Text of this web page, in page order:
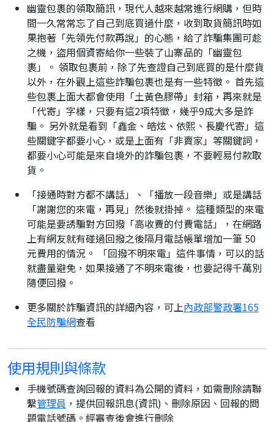
幽靈包裹的領取簡訊，現代人越來越常進行網購，但時
間一久常常忘了自己到底買過什麼，收到取貨簡訊時如
果抱著「先領先付款再說」的心態，給了詐騙集團可趁
之機，盜用個資寄給你一些裝了山寨品的「幽靈包
裹」。 領取包裹前，除了先查證自己到底買的是什麼貨
以外，在外觀上這些詐騙包裹也是有一些特徵。 首先這
些包裹上面大都會使用「土黃色膠帶」封箱，再來就是
「代寄」字樣，只要有這2項特徵，幾乎9成大多是詐
騙。 另外就是看到「鑫金、皓炫、依熙、長慶代寄」這
些關鍵字都要小心，或是上面有「非賣家」等關鍵詞，
都要小心可能是來自境外的詐騙包裹，不要輕易付款取
貨。
「接通時對方都不講話」、「播放一段音樂」或是講話
「謝謝您的來電，再見」然後就掛掉。 這種類型的來電
可能是要誘騙對方回撥「高收費的付費電話」，在網路
上有網友就有碰過回撥之後隔月電話帳單增加一筆 50
元費用的情況。 「回撥不明來電」這件事情，可以的話
就盡量避免，如果接通了不明來電後，也要記得千萬別
隨便回撥。
更多關於詐騙資訊的詳細內容，可上內政部警政署165
全民防騙網查看
使用規則與條款
手機號碼查詢回報的資料為公開的資料，如需刪除請聯
繫管理員 ，提供回報訊息(資訊)、刪除原因、回報的問
題電話號碼。經審查後會進行刪除